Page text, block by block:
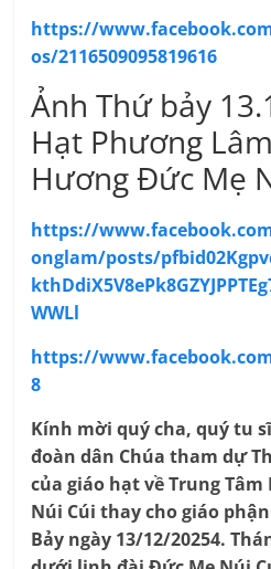
https://
os/2116509095819616
Ảnh Thứ bảy
Hạt Phương
Hương Đức Mẹ
https://
onglam/posts/
WWLl
https://
8
Kính mời quý cha, quý tu
đoàn dân Chúa tham dự
của giáo hạt về Trung
Núi Cúi thay cho giáo
Bảy ngày 13/12/20254.